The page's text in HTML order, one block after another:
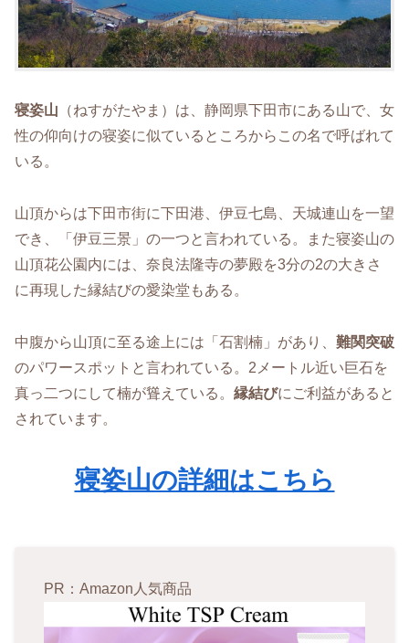
寝姿山 （ねすがたやま）は、静岡県下田市にある山で、女
性の仰向けの寝姿に似ているところからこの名で呼ばれて
いる。
山頂からは下田市街に下田港、伊豆七島、天城連山を一望
でき、「伊豆三景」の一つと言われている。また寝姿山の
山頂花公園内には、奈良法隆寺の夢殿を3分の2の大きさ
に再現した縁結びの愛染堂もある。
中腹から山頂に至る途上には「石割楠」があり、 難関突破
のパワースポットと言われている。2メートル近い巨石を
真っ二つにして楠が聳えている。 縁結びにご利益があると
されています。
寝姿山の詳細はこちら
PR：Amazon人気商品